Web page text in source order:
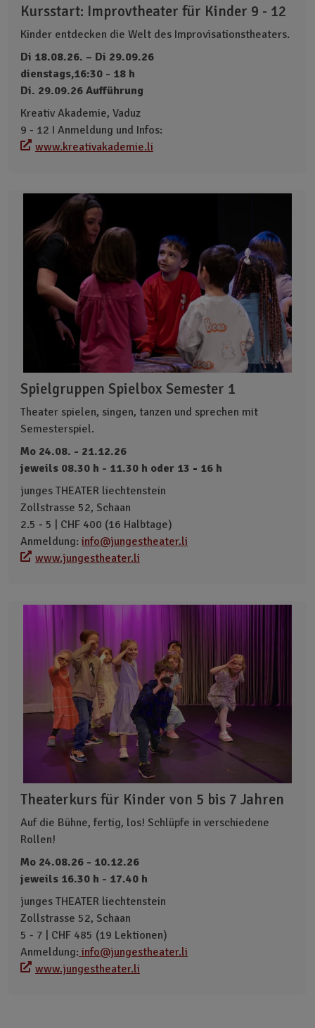
Kursstart: Improvtheater für Kinder 9 - 12
Kinder entdecken die Welt des Improvisationstheaters.
Di 18.08.26. – Di 29.09.26
dienstags,16:30 - 18 h
Di. 29.09.26 Aufführung
Kreativ Akademie, Vaduz
9 - 12 I Anmeldung und Infos:
www.kreativakademie.li
Spielgruppen Spielbox Semester 1
Theater spielen, singen, tanzen und sprechen mit
Semesterspiel.
Mo 24.08. - 21.12.26
jeweils 08.30 h - 11.30 h oder 13 - 16 h
junges THEATER liechtenstein
Zollstrasse 52, Schaan
2.5 - 5 | CHF 400 (16 Halbtage)
Anmeldung: info@jungestheater.li
www.jungestheater.li
Theaterkurs für Kinder von 5 bis 7 Jahren
Auf die Bühne, fertig, los! Schlüpfe in verschiedene
Rollen!
Mo 24.08.26 - 10.12.26
jeweils 16.30 h - 17.40 h
junges THEATER liechtenstein
Zollstrasse 52, Schaan
5 - 7 | CHF 485 (19 Lektionen)
Anmeldung: info@jungestheater.li
www.jungestheater.li